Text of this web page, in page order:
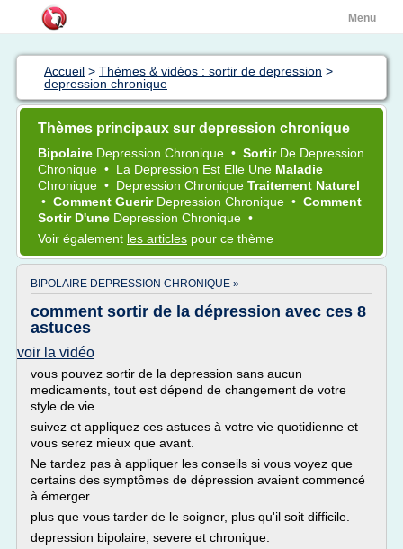
Menu
Accueil > Thèmes & vidéos : sortir de depression >
depression chronique
Thèmes principaux sur depression chronique
Bipolaire Depression Chronique • Sortir De Depression
Chronique • La Depression Est Elle Une Maladie
Chronique • Depression Chronique Traitement Naturel
• Comment Guerir Depression Chronique • Comment
Sortir D'une Depression Chronique •
Voir également les articles pour ce thème
BIPOLAIRE DEPRESSION CHRONIQUE »
comment sortir de la dépression avec ces 8
astuces
voir la vidéo
vous pouvez sortir de la depression sans aucun
medicaments, tout est dépend de changement de votre
style de vie.
suivez et appliquez ces astuces à votre vie quotidienne et
vous serez mieux que avant.
Ne tardez pas à appliquer les conseils si vous voyez que
certains des symptômes de dépression avaient commencé
à émerger.
plus que vous tarder de le soigner, plus qu'il soit difficile.
depression bipolaire, severe et chronique.